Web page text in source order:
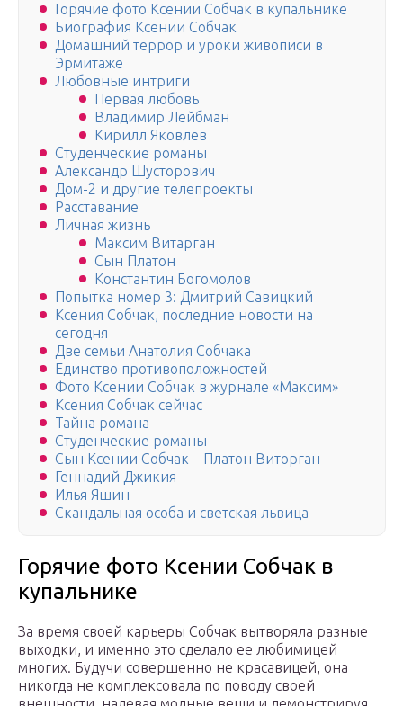
Горячие фото Ксении Собчак в купальнике
Биография Ксении Собчак
Домашний террор и уроки живописи в
Эрмитаже
Любовные интриги
Первая любовь
Владимир Лейбман
Кирилл Яковлев
Студенческие романы
Александр Шусторович
Дом-2 и другие телепроекты
Расставание
Личная жизнь
Максим Витарган
Сын Платон
Константин Богомолов
Попытка номер 3: Дмитрий Савицкий
Ксения Собчак, последние новости на
сегодня
Две семьи Анатолия Собчака
Единство противоположностей
Фото Ксении Собчак в журнале «Максим»
Ксения Собчак сейчас
Тайна романа
Студенческие романы
Сын Ксении Собчак – Платон Виторган
Геннадий Джикия
Илья Яшин
Скандальная особа и светская львица
Горячие фото Ксении Собчак в
купальнике
За время своей карьеры Собчак вытворяла разные
выходки, и именно это сделало ее любимицей
многих. Будучи совершенно не красавицей, она
никогда не комплексовала по поводу своей